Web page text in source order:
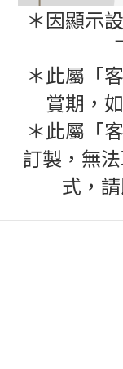
＊因顯示
＊此屬「
賞期，
＊此屬「
訂製，無
式，